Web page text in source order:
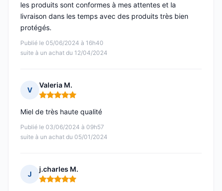
Publié le 05/06/2024 à 16h40
suite à un achat du 12/04/2024
les produits sont conformes à mes attentes et la
livraison dans les temps avec des produits très bien
protégés.
V
Valeria M.
Note : 5 sur 5
Publié le 03/06/2024 à 09h57
suite à un achat du 05/01/2024
Miel de très haute qualité
J
j.charles M.
Note : 5 sur 5